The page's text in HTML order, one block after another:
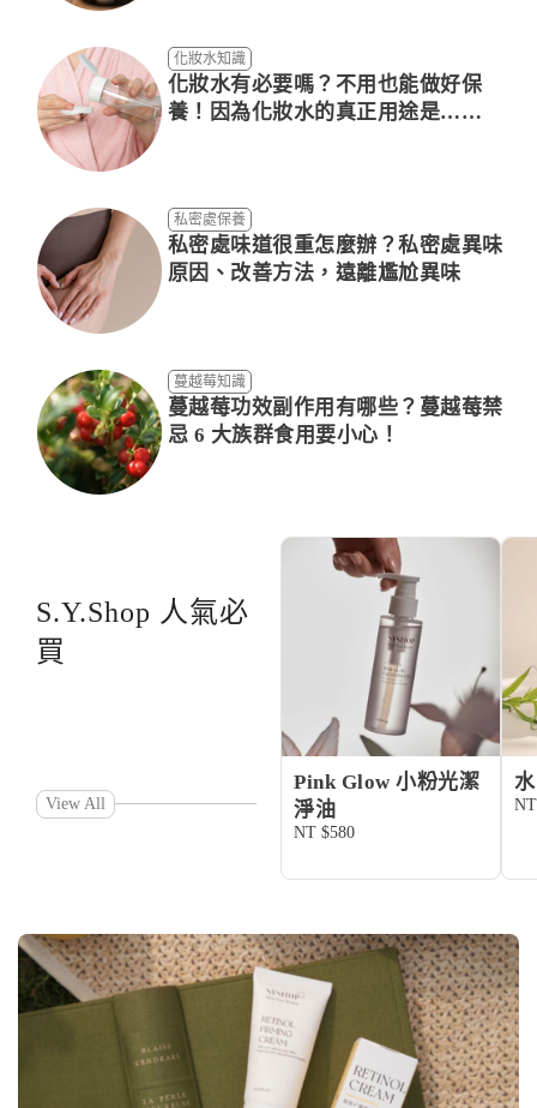
化妝水知識
化妝水有必要嗎？不用也能做好保
養！因為化妝水的真正用途是……
私密處保養
私密處味道很重怎麼辦？私密處異味
原因、改善方法，遠離尷尬異味
蔓越莓知識
蔓越莓功效副作用有哪些？蔓越莓禁
忌 6 大族群食用要小心！
S.Y.Shop 人氣必
買
View All
Pink Glow 小粉光潔
淨油
NT $580